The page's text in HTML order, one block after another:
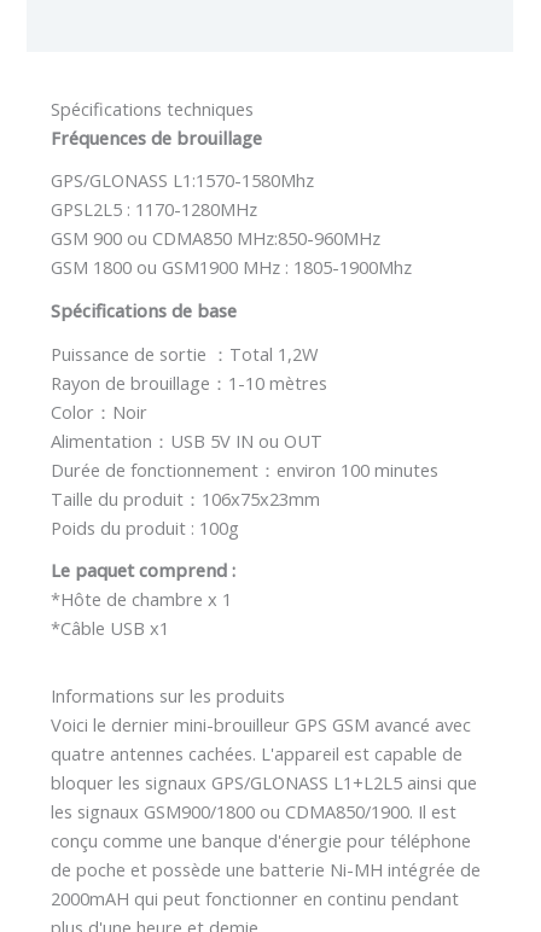
Spécifications techniques
Fréquences de brouillage
GPS/GLONASS L1:1570-1580Mhz
GPSL2L5 : 1170-1280MHz
GSM 900 ou CDMA850 MHz:850-960MHz
GSM 1800 ou GSM1900 MHz : 1805-1900Mhz
Spécifications de base
Puissance de sortie ：Total 1,2W
Rayon de brouillage：1-10 mètres
Color：Noir
Alimentation：USB 5V IN ou OUT
Durée de fonctionnement：environ 100 minutes
Taille du produit：106x75x23mm
Poids du produit : 100g
Le paquet comprend :
*Hôte de chambre x 1
*Câble USB x1
Informations sur les produits
Voici le dernier mini-brouilleur GPS GSM avancé avec
quatre antennes cachées. L'appareil est capable de
bloquer les signaux GPS/GLONASS L1+L2L5 ainsi que
les signaux GSM900/1800 ou CDMA850/1900. Il est
conçu comme une banque d'énergie pour téléphone
de poche et possède une batterie Ni-MH intégrée de
2000mAH qui peut fonctionner en continu pendant